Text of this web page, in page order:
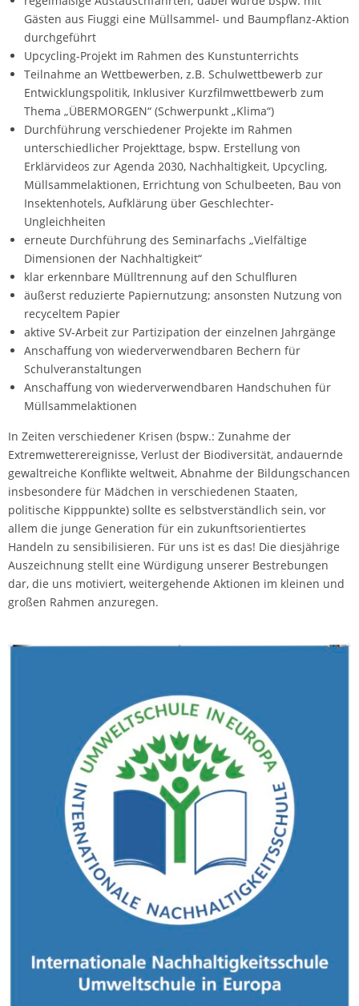
Gästen aus Fiuggi eine Müllsammel- und Baumpflanz-Aktion
durchgeführt
Upcycling-Projekt im Rahmen des Kunstunterrichts
Teilnahme an Wettbewerben, z.B. Schulwettbewerb zur
Entwicklungspolitik, Inklusiver Kurzfilmwettbewerb zum
Thema „ÜBERMORGEN“ (Schwerpunkt „Klima“)
Durchführung verschiedener Projekte im Rahmen
unterschiedlicher Projekttage, bspw. Erstellung von
Erklärvideos zur Agenda 2030, Nachhaltigkeit, Upcycling,
Müllsammelaktionen, Errichtung von Schulbeeten, Bau von
Insektenhotels, Aufklärung über Geschlechter-
Ungleichheiten
erneute Durchführung des Seminarfachs „Vielfältige
Dimensionen der Nachhaltigkeit“
klar erkennbare Mülltrennung auf den Schulfluren
äußerst reduzierte Papiernutzung; ansonsten Nutzung von
recyceltem Papier
aktive SV-Arbeit zur Partizipation der einzelnen Jahrgänge
Anschaffung von wiederverwendbaren Bechern für
Schulveranstaltungen
Anschaffung von wiederverwendbaren Handschuhen für
Müllsammelaktionen
In Zeiten verschiedener Krisen (bspw.: Zunahme der
Extremwetterereignisse, Verlust der Biodiversität, andauernde
gewaltreiche Konflikte weltweit, Abnahme der Bildungschancen
insbesondere für Mädchen in verschiedenen Staaten,
politische Kipppunkte) sollte es selbstverständlich sein, vor
allem die junge Generation für ein zukunftsorientiertes
Handeln zu sensibilisieren. Für uns ist es das! Die diesjährige
Auszeichnung stellt eine Würdigung unserer Bestrebungen
dar, die uns motiviert, weitergehende Aktionen im kleinen und
großen Rahmen anzuregen.